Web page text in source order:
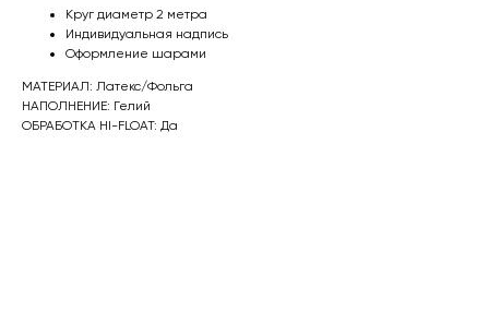
Круг диаметр 2 метра
Индивидуальная надпись
Оформление шарами
МАТЕРИАЛ: Латекс/Фольга
НАПОЛНЕНИЕ: Гелий
ОБРАБОТКА HI-FLOAT: Да